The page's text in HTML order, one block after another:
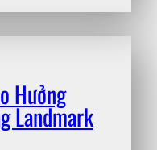
Hưởng
Landmark